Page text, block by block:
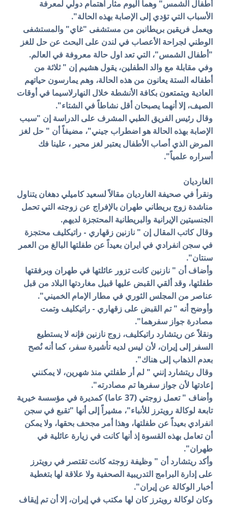
أطفال الشمس" وهما اليوم مثار اهتمام دولي لمعرفة
الأسباب التي تؤدي إلى الإصابة بهذه الحالة".
ويعمل فريقين بريطانين من مستشفى "غاي" والمستشفى
الوطني لجراحة الأعصاب في لندن على البحث عن حل للغز
"أطفال الشمس"، التي تعد اول حالة معروفة في العالم.
وفي مقابلة مع والد الطفلين، يقول هشيم إن " ثلاثة من
أطفاله الستة يعانون من هذه الحالة، وهم يمارسون حياتهم
العادية ويتمتعون بكافة الأنشطة خلال النهارلاسيما في أوقات
الصيف، إلا أنهما يصبحان أقل نشاطاً في الشتاء".
وقال رئيس الفريق الطبي المشرف على الدراسة إن "سبب
الإصابة بهذه الحالة هو اضطراب جيني"، مضيفاً أن " حل لغز
المرض الذي أصاب الأطفال يعتبر لغز محير ، علينا فك
أسراره علمياً".
الغارديان
ونقرأ في صحيفة الغارديان مقالاً لسعيد كاميلي دهغان يتناول
مناشدة زوج بريطاني طهران بالإفراج عن زوجته التي تحمل
الجنسيتين الإيرانية والبريطانية المحتجزة لديهم.
وقال كاتب المقال إن " نازنين زقهاري - راتيكليف محتجزة
في سجن انفرادي في ايران بعيداً عن طفلتها البالغ من العمر
سنتان".
وأضاف أن " نازنين كانت تزور عائلتها في طهران وبرفقتها
طفلتها، وقد ألقي القبض عليها قبيل مغاردتها البلاد من قبل
عناصر من المجلس الثوري في مطار الإمام الخميني".
وأوضح أنه " تم القبض على زقهاري - راتيكليف وتمت
مصادرة جواز سفرهما".
ونقلاً عن ريتشارد راتيكليف، زوج نازنين فإنه لا يستطيع
السفر إلى إيران، لأن ليس لديه تأشيرة سفر، كما أنه نُصح
بعدم الذهاب إلى هناك".
وقال ريتشارد إنني " لم أر طفلتي منذ شهرين، لا يمكنني
إعادتها لأن جواز سفرها تم مصادرته".
وأضاف " تعمل زوجتي (37 عاما) كمديرة في مؤسسة خيرية
تابعة لوكالة رويترز للأنباء"، مشيراً إلى أنها "تقبع في سجن
انفرادي بعيداً عن طفلتها، وهذا أمر مجحف بحقها، ولا يمكن
أن تعامل بهذه القسوة إذ أنها كانت في زيارة عائلية في
طهران".
وأكد ريتشارد أن " وظيفة زوجته كانت تقتصر في رويترز
على إدارة البرامج التدريبية الصحفية ولا علاقة لها بتغطية
أخبار الوكالة عن إيران".
وكان لوكالة رويترز كان لها مكتب في إيران، إلا أن تم إيقاف